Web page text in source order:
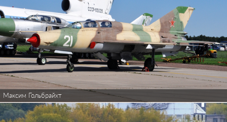
Максим Гольбрайхт